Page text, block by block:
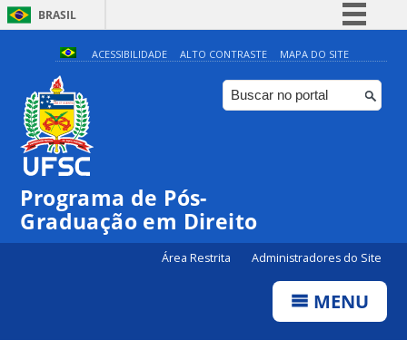
BRASIL
Simplifique!
Comunica BR
Participe
ACESSIBILIDADE ALTO CONTRASTE MAPA DO SITE
Programa de Pós-
Graduação em Direito
Área Restrita Administradores do Site
MENU